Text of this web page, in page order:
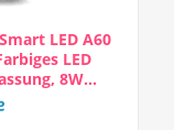
LED A60
LED
8W...